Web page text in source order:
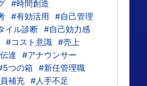
#時間創造
#有効活用
#自己管理
イル診断 #自己効力感
#コスト意識 #売上
達
#アナウンサー
つの箱 #新任管理職
補充 #人手不足